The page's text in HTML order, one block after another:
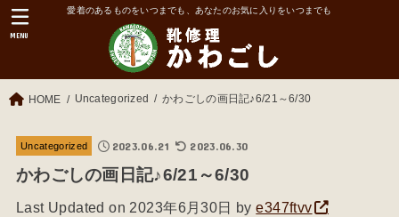
愛着のあるものをいつまでも、あなたのお気に入りをいつまでも
MENU
HOME Uncategorized かわごしの画日記♪6/21～6/30
Uncategorized 2023.06.21 2023.06.30
かわごしの画日記♪6/21～6/30
Last Updated on 2023年6月30日 bye347ftvv